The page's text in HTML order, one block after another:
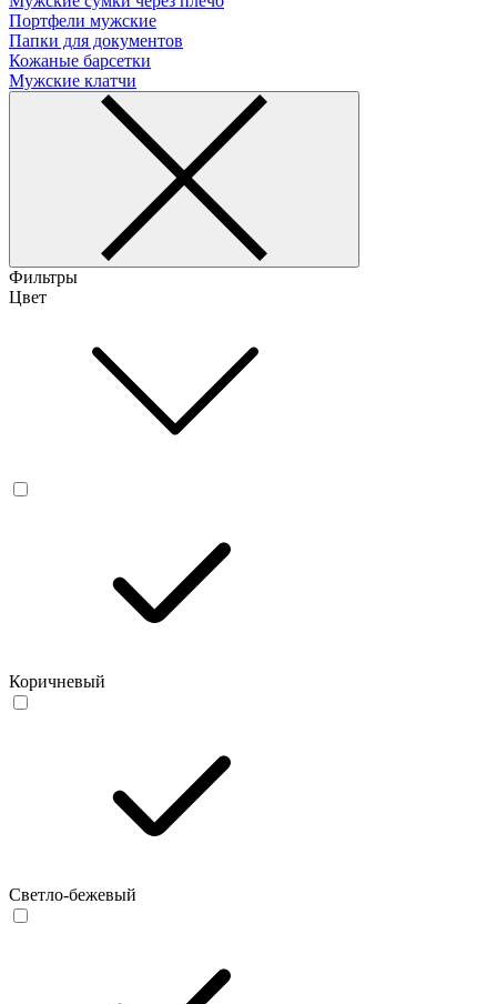
Портфели мужские
Папки для документов
Кожаные барсетки
Мужские клатчи
Фильтры
Цвет
Коричневый
Светло-бежевый